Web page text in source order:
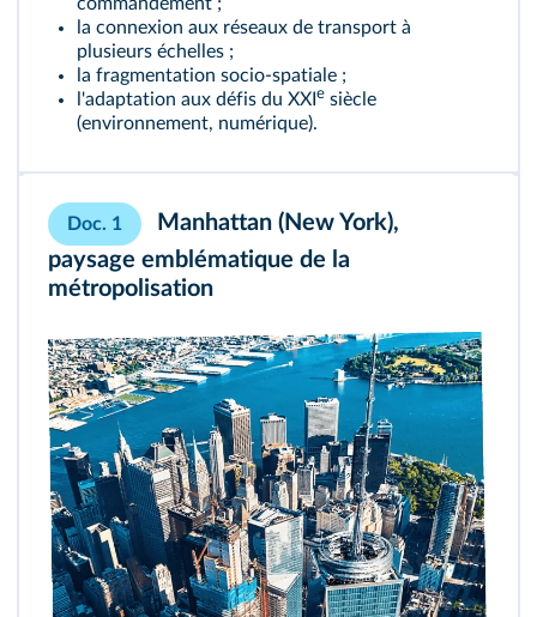
la connexion aux réseaux de transport à
plusieurs échelles ;
la fragmentation socio‑spatiale ;
l'adaptation aux défis du XXI e siècle
(environnement, numérique).
Doc. 1
Manhattan (New York),
paysage emblématique de la
métropolisation